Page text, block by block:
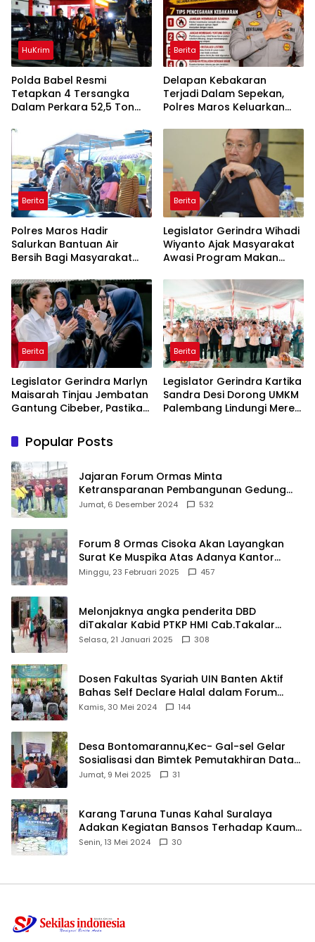
HuKrim
Polda Babel Resmi
Tetapkan 4 Tersangka
Dalam Perkara 52,5 Ton
Belitung
Berita
Delapan Kebakaran
Terjadi Dalam Sepekan,
Polres Maros Keluarkan
Masyarakat
Berita
Polres Maros Hadir
Salurkan Bantuan Air
Bersih Bagi Masyarakat
Di Maros
Berita
Legislator Gerindra Wihadi
Wiyanto Ajak Masyarakat
Awasi Program Makan
Sasaran
Berita
Legislator Gerindra Marlyn
Maisarah Tinjau Jembatan
Gantung Cibeber, Pastikan
Berita
Legislator Gerindra Kartika
Sandra Desi Dorong UMKM
Palembang Lindungi Merek
Popular Posts
Jajaran Forum Ormas Minta
Ketransparanan Pembangunan Gedung
Damkar Di Kecamatan Cisoka
Jumat, 6 Desember 2024 532
Forum 8 Ormas Cisoka Akan Layangkan
Surat Ke Muspika Atas Adanya Kantor
Matel di Cisoka
Minggu, 23 Februari 2025 457
Melonjaknya angka penderita DBD
diTakalar Kabid PTKP HMI Cab.Takalar
angkat bicara
Selasa, 21 Januari 2025 308
Dosen Fakultas Syariah UIN Banten Aktif
Bahas Self Declare Halal dalam Forum
Ijtima Ulama MUI
Kamis, 30 Mei 2024 144
Desa Bontomarannu,Kec- Gal-sel Gelar
Sosialisasi dan Bimtek Pemutakhiran Data
ID
Jumat, 9 Mei 2025 31
Karang Taruna Tunas Kahal Suralaya
Adakan Kegiatan Bansos Terhadap Kaum
Dhuafa dan Anak Yatim-Piatu
Senin, 13 Mei 2024 30